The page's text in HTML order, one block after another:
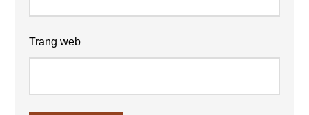
Trang web